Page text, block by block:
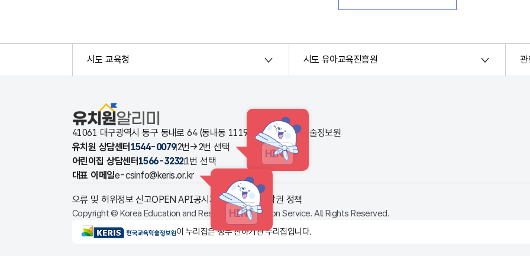
시도 교육청 시도 유아교육진흥원
유치원알리미
41061 대구광역시 동구 동내로 64 (동내동 1119번지) 한국교육학술정보원
유치원 상담센터 1544-00792번→2번 선택
HINT
어린이집 상담센터 1566-32321번 선택
대표 이메일e-csinfo@keris.or.kr
HINT
오류 및 허위정보 신고OPEN API공시자료 다운로드저작권 정책
Copyright © Korea Education and Research Information Service. All Rights Reserved.
KERIS한국교육학술정보원이 누리집은 정부 산하기관 누리집입니다.